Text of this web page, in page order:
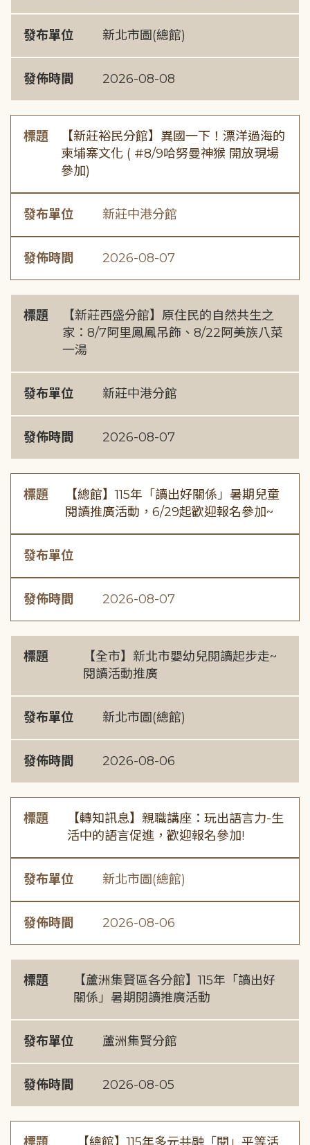
發布單位 新北市圖(總館)
發佈時間 2026-08-08
標題
【新莊裕民分館】異國一下！漂洋過海的
柬埔寨文化 ( #8/9哈努曼神猴 開放現場
參加)
發布單位 新莊中港分館
發佈時間 2026-08-07
標題
【新莊西盛分館】原住民的自然共生之
家：8/7阿里鳳鳳吊飾、8/22阿美族八菜
一湯
發布單位 新莊中港分館
發佈時間 2026-08-07
標題
【總館】115年「讀出好關係」暑期兒童
閱讀推廣活動，6/29起歡迎報名參加~
發布單位
發佈時間 2026-08-07
標題
【全市】新北市嬰幼兒閱讀起步走~
閱讀活動推廣
發布單位 新北市圖(總館)
發佈時間 2026-08-06
標題
【轉知訊息】親職講座：玩出語言力-生
活中的語言促進，歡迎報名參加!
發布單位 新北市圖(總館)
發佈時間 2026-08-06
標題
【蘆洲集賢區各分館】115年「讀出好
關係」暑期閱讀推廣活動
發布單位 蘆洲集賢分館
發佈時間 2026-08-05